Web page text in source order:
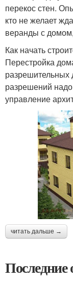
перекос стен.
кто не желает
веранды с домом,
Как начать
Перестройка
разрешительных
разрешений
управление
читать дальше →
Последние